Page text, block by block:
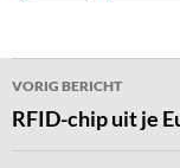
Bericht
navigatie
VORIG BERICHT
RFID-chip uit je